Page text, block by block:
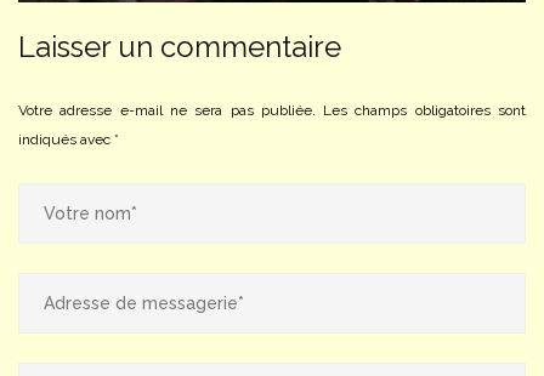
Laisser un commentaire
Votre adresse e-mail ne sera pas publiée.
Les champs obligatoires sont
indiqués avec *